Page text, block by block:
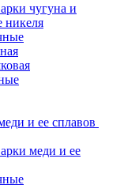
чугуна и
никеля
и ее сплавов
меди и ее